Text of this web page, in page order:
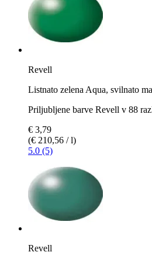
Revell
Listnato zelena Aqua, svilnato
Priljubljene barve Revell v 88
€ 3,79
(€ 210,56 / l)
5.0 (5)
Revell